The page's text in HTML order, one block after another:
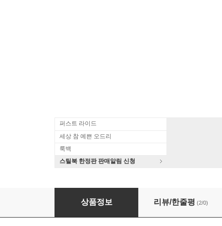
퍼스트 라이드
세상 참 예쁜 오드리
룩백
스틸북 한정판 판매알림 신청
레드라이트
상품정보 리뷰/한줄평 (2/0)